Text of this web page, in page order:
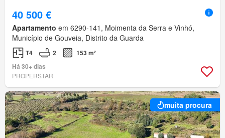
40 500 €
Apartamento em 6290-141, Moimenta da Serra e Vinhó,
Município de Gouveia, Distrito da Guarda
T4 2
153 m²
Há 30+ dias
PROPERSTAR
muita procura